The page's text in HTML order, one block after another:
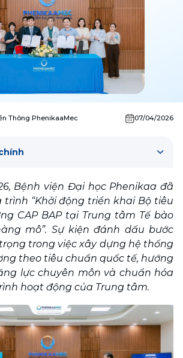
Thông PhenikaaMec 07/04/2026
Bệnh viện Đại học Phenikaa đã
trình “Khởi động triển khai Bộ tiêu
CAP BAP tại Trung tâm Tế bào
mô”. Sự kiện đánh dấu bước
trong việc xây dựng hệ thống
theo tiêu chuẩn quốc tế, hướng
lực chuyên môn và chuẩn hóa
hoạt động của Trung tâm.